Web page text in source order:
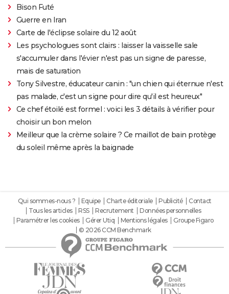
Bison Futé
Guerre en Iran
Carte de l'éclipse solaire du 12 août
Les psychologues sont clairs : laisser la vaisselle sale
s'accumuler dans l'évier n'est pas un signe de paresse,
mais de saturation
Tony Silvestre, éducateur canin : "un chien qui éternue n'est
pas malade, c'est un signe pour dire qu'il est heureux"
Ce chef étoilé est formel : voici les 3 détails à vérifier pour
choisir un bon melon
Meilleur que la crème solaire ? Ce maillot de bain protège
du soleil même après la baignade
Qui sommes-nous ? Equipe Charte éditoriale Publicité
Contact
Tous les articles
RSS Recrutement
Données personnelles
Paramétrer les cookies
Gérer Utiq Mentions légales
Groupe Figaro
© 2026 CCM Benchmark